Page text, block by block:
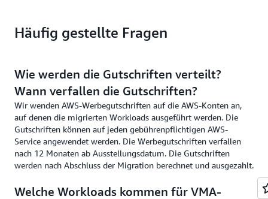
Über 80 VM pro Monat
migrieren
400 USD pro VM
Häufig gestellte Fragen
Wie werden die Gutschriften verteilt?
Wann verfallen die Gutschriften?
Wir wenden AWS-Werbegutschriften auf die AWS-Konten an,
auf denen die migrierten Workloads ausgeführt werden. Die
Gutschriften können auf jeden gebührenpflichtigen AWS-
Service angewendet werden. Die Werbegutschriften verfallen
nach 12 Monaten ab Ausstellungsdatum. Die Gutschriften
werden nach Abschluss der Migration berechnet und ausgezahlt.
Welche Workloads kommen für VMA-